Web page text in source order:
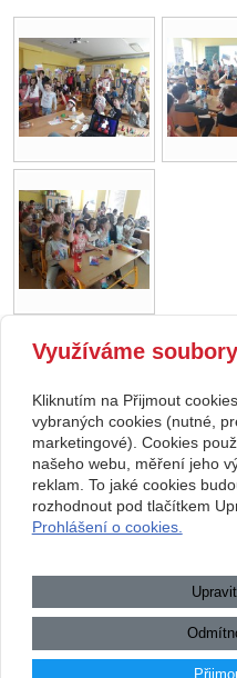
zpět
Copyright © 2026 Základní škola,
Mapa webu|
Přístupnost webových
Využíváme
Kliknutím na Přijmout
vybraných cookies (nutné,
marketingové). Cookies
našeho webu, měření jeho
reklam. To jaké cookies
rozhodnout pod tlačítkem
Prohlášení o cookies.